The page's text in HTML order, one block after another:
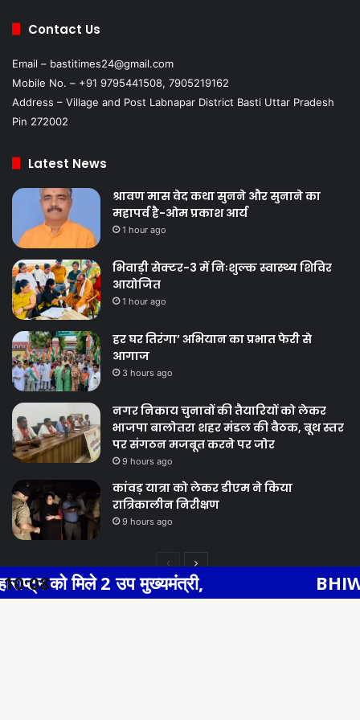
Contact Us
Email – bastitimes24@gmail.com
Mobile No. – +91 9795441508, 7905219162
Address – Village and Post Labnapar District Basti Uttar Pradesh
Pin 272002
Latest News
श्रावण मास वेद कथा सुनने और सुनाने का
महापर्व है-ओम प्रकाश आर्य
1 hour ago
भिवाड़ी सेक्टर-3 में निःशुल्क स्वास्थ्य शिविर
आयोजित
1 hour ago
हर घर तिरंगा’ अभियान का प्रभात फेरी से
आगाज
3 hours ago
नगर निकाय चुनावों की तैयारियों को लेकर
भाजपा बालोतरा शहर मंडल की बैठक, बूथ स्तर
पर संगठन मजबूत करने पर जोर
9 hours ago
कांवड़ यात्रा को लेकर डीएम ने किया
रात्रिकालीन निरीक्षण
9 hours ago
Previous
page
Next
page
Facebook Twitter WhatsApp Telegram
मुख्यमंत्री, BHIWADI NEWS
10:08